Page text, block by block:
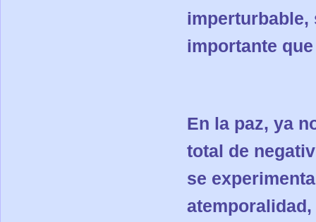
imperturbable,
importante
En la paz, ya
total de
se